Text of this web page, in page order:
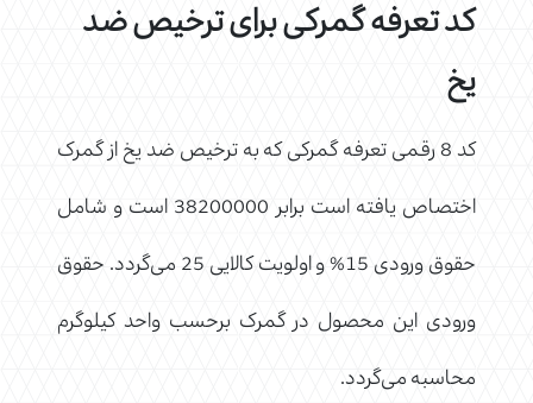
کد تعرفه گمرکی برای ترخیص ضد
یخ
کد 8 رقمی تعرفه گمرکی که به ترخیص ضد یخ از گمرک
اختصاص یافته است برابر 38200000 است و شامل
حقوق ورودی 15% و اولویت کالایی 25 می‌گردد. حقوق
ورودی این محصول در گمرک برحسب واحد کیلوگرم
محاسبه می‌گردد.